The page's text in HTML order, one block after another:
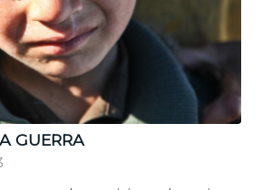
GUERRA